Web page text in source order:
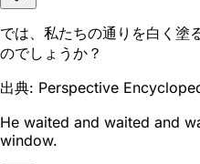
では、私たちの通りを白く塗
のでしょうか？
出典: Perspective
He waited and waited and
window.